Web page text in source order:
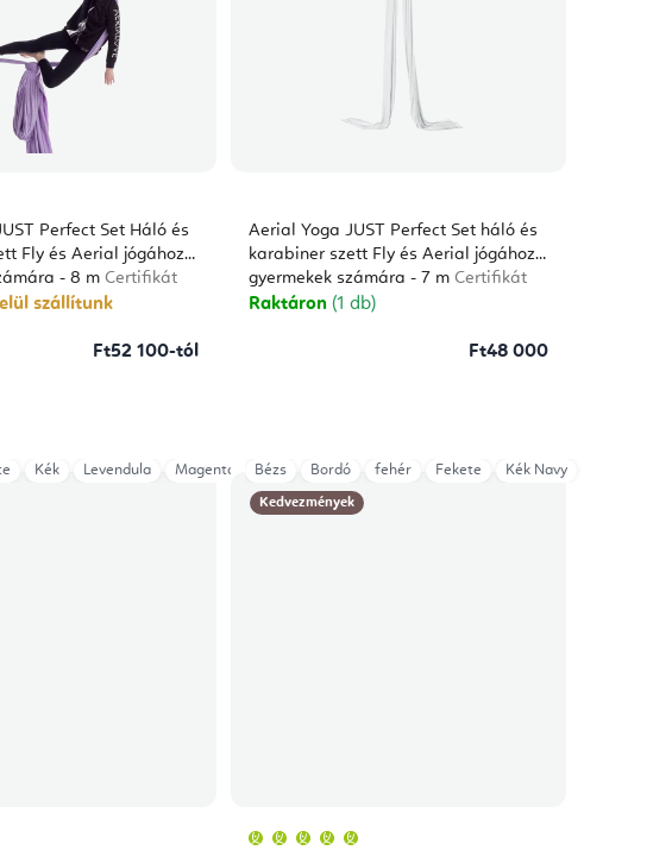
Perfect Set Háló és
Fly és Aerial jógához,
- 8 m Certifikát
szállítunk
Ft52 100-tól
Aerial Yoga JUST Perfect Set háló és
karabiner szett Fly és Aerial jógához,
gyermekek számára - 7 m Certifikát
kvality
Raktáron (1 db)
Ft48 000
Levendula lila Rózsaszín - Barbie Sötét szürke Sötétzöld szürke
Kék Levendula Magenta Sötétkék Zöld smaragd
Kedvezmények
Bézs Bordó fehér Fekete Kék Navy